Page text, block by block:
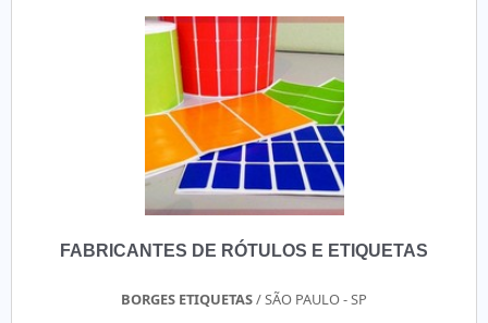
precisa para etiquetas, rótulos, banners e etiquetas com
resina. É possível encontrar uma grande variedade no
portfólio como banner grande personalizado e adesivo para
roupa termocolante com ótima qualidade e precisão.Com o
objetivo de trazer a satisfação a todos os clientes, a
empresa entende que seu melhor destaque é conquistar a
confiança de cada um. Tudo isso só é possível através do
investimento em equipamentos modernos e profissionais
experientes.A GID - Soluções em Adesivos é uma empresa
que tem sido apontada de forma positiva no mercado por
toda seriedade e qualidade o que comprova sua essência
de trazer o melhor para os parceiros.
sempre a qualidade final para a fidelização do cliente.Sem
trocar o foco sobre etiquetas adesivas para embalagens,
deve-se ter a exatidão em orçar com empresas que prezam
por produtos e serviços que tenham ótima qualidade e
proteção, detalhes primordiais que são deixados de lado
por muitas empresas que não focam na fidelização do
cliente.Existem muitas formas diferentes de demonstrar
conhecimento e autoridade em sua área de atuação. Boas
razões pelas quais a Etiquetas Âncora é a melhor escolha
qualificados comercialmente e tecnicamente para melhor
área de atuação; Trabalhadores de alta qualidade;
FABRICANTES DE RÓTULOS E ETIQUETAS
BORGES ETIQUETAS/ SÃO PAULO - SP